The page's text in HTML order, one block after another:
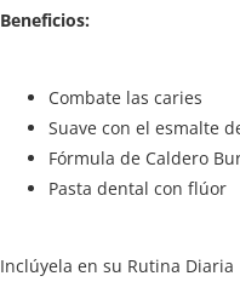
Beneficios:
Combate las caries
Suave con el esmalte
Fórmula de Caldero
Pasta dental con flúor
Inclúyela en su Rutina Diaria